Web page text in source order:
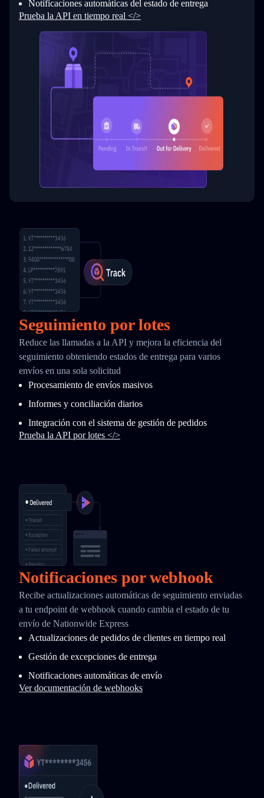
Notificaciones automáticas del estado de entrega
Prueba la API en tiempo real </>
Seguimiento por lotes
Reduce las llamadas a la API y mejora la eficiencia del
seguimiento obteniendo estados de entrega para varios
envíos en una sola solicitud
Procesamiento de envíos masivos
Informes y conciliación diarios
Integración con el sistema de gestión de pedidos
Prueba la API por lotes </>
Notificaciones por webhook
Recibe actualizaciones automáticas de seguimiento enviadas
a tu endpoint de webhook cuando cambia el estado de tu
envío de Nationwide Express
Actualizaciones de pedidos de clientes en tiempo real
Gestión de excepciones de entrega
Notificaciones automáticas de envío
Ver documentación de webhooks